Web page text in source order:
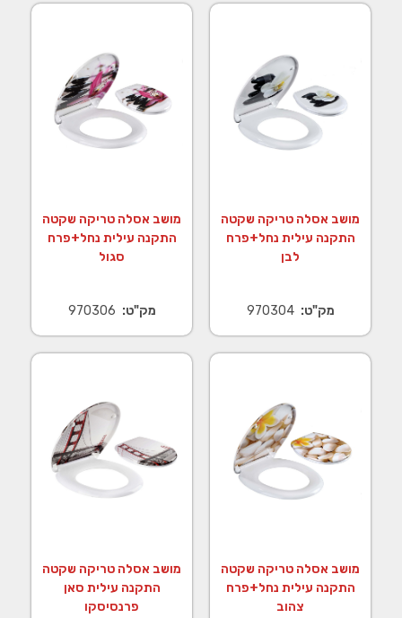
מושב אסלה טריקה שקטה
התקנה עילית נחל+פרח
לבן
מק"ט:970304
מושב אסלה טריקה שקטה
התקנה עילית נחל+פרח
סגול
מק"ט: 970306
מושב אסלה טריקה שקטה
התקנה עילית נחל+פרח
צהוב
מושב אסלה טריקה שקטה
התקנה עילית סאן
פרנסיסקו